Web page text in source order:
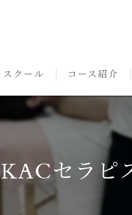
スクール
熊本本校の特徴
代表挨拶
講師紹介
コース紹介
NARD JAPAN
アロマ・ア
アロマ・イ
アロマ・セ
KACセラピ